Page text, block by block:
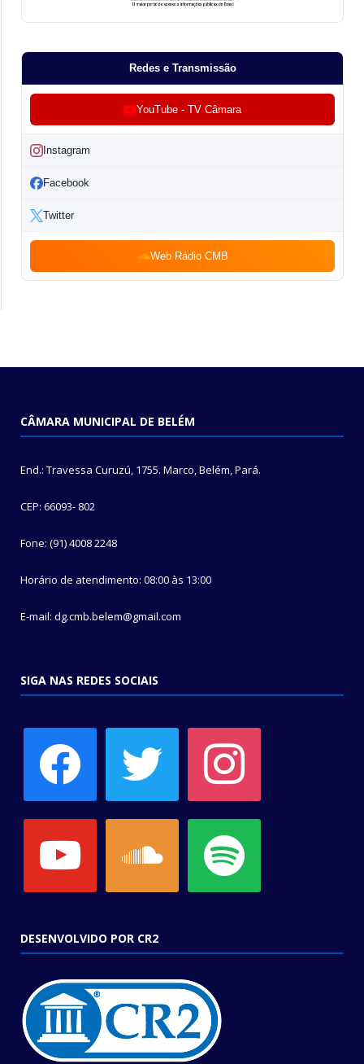
Redes e Transmissão
YouTube - TV Câmara
Instagram
Facebook
Twitter
Web Rádio CMB
CÂMARA MUNICIPAL DE BELÉM
End.: Travessa Curuzú, 1755. Marco, Belém, Pará.
CEP: 66093- 802
Fone: (91) 4008 2248
Horário de atendimento: 08:00 às 13:00
E-mail: dg.cmb.belem@gmail.com
SIGA NAS REDES SOCIAIS
DESENVOLVIDO POR CR2